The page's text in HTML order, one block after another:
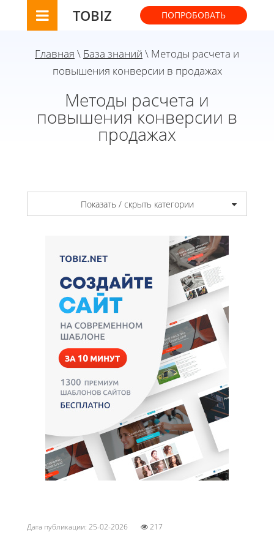
TOBIZ ПОПРОБОВАТЬ
Главная \ База знаний \ Методы расчета и
повышения конверсии в продажах
Методы расчета и
повышения конверсии в
продажах
Показать / скрыть категории
Дата публикации: 25-02-2026 217